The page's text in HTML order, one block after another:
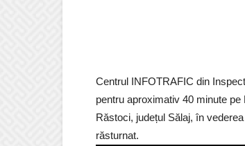
Centrul INFOTRAFIC din
pentru aproximativ 40 minute
Răstoci, județul Sălaj, în
răsturnat.